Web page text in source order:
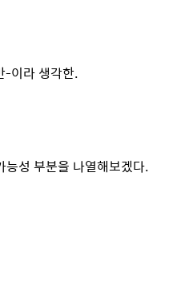
-이라 생각한.
능성 부분을 나열해보겠다.